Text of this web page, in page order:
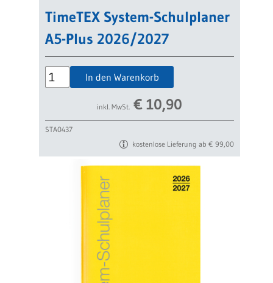
TimeTEX System-Schulplaner
A5-Plus 2026/2027
In den Warenkorb
inkl. MwSt. € 10,90
STA0437
kostenlose Lieferung ab € 99,00